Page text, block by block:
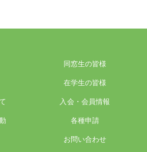
同窓生の皆様
在学生の皆様
入会・会員情報
各種申請
お問い合わせ